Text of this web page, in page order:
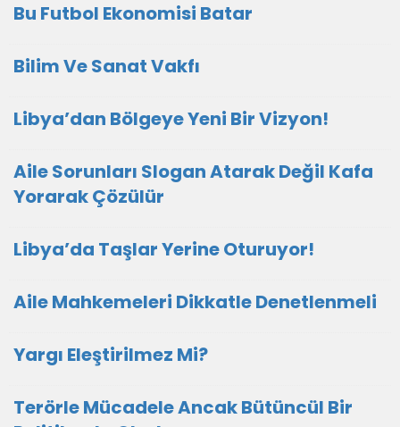
Bu Futbol Ekonomisi Batar
Bilim Ve Sanat Vakfı
Libya’dan Bölgeye Yeni Bir Vizyon!
Aile Sorunları Slogan Atarak Değil Kafa
Yorarak Çözülür
Libya’da Taşlar Yerine Oturuyor!
Aile Mahkemeleri Dikkatle Denetlenmeli
Yargı Eleştirilmez Mi?
Terörle Mücadele Ancak Bütüncül Bir